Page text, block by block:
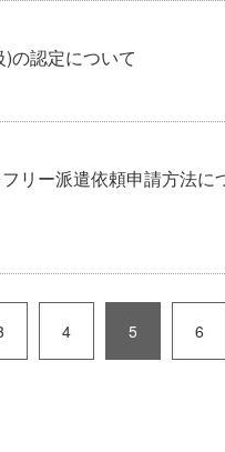
認定について
リー派遣依頼申請方法に
4 5 6